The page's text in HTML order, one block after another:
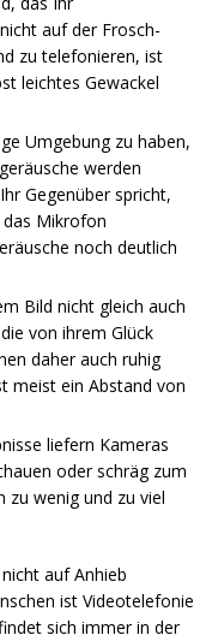
auf der Frosch-
zu telefonieren, ist
leichtes Gewackel
Umgebung zu haben,
werden
Gegenüber spricht,
Mikrofon
noch deutlich
Bild nicht gleich auch
von ihrem Glück
daher auch ruhig
meist ein Abstand von
liefern Kameras
oder schräg zum
zu wenig und zu viel
auf Anhieb
ist Videotelefonie
sich immer in der